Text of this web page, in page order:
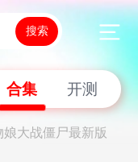
合集 开测
娘大战僵尸最新版